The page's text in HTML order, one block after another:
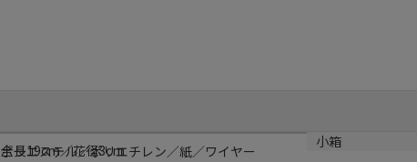
全長19cm／花径3cm
カラー
ポリエステル／ポリエチレン／紙／ワイヤー
小箱